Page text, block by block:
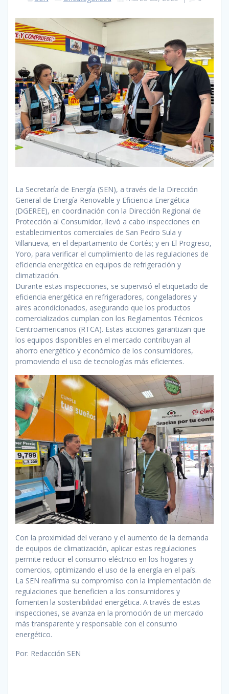
La Secretaría de Energía (SEN), a través de la Dirección
General de Energía Renovable y Eficiencia Energética
(DGEREE), en coordinación con la Dirección Regional de
Protección al Consumidor, llevó a cabo inspecciones en
establecimientos comerciales de San Pedro Sula y
Villanueva, en el departamento de Cortés; y en El Progreso,
Yoro, para verificar el cumplimiento de las regulaciones de
eficiencia energética en equipos de refrigeración y
climatización.
Durante estas inspecciones, se supervisó el etiquetado de
eficiencia energética en refrigeradores, congeladores y
aires acondicionados, asegurando que los productos
comercializados cumplan con los Reglamentos Técnicos
Centroamericanos (RTCA). Estas acciones garantizan que
los equipos disponibles en el mercado contribuyan al
ahorro energético y económico de los consumidores,
promoviendo el uso de tecnologías más eficientes.
Con la proximidad del verano y el aumento de la demanda
de equipos de climatización, aplicar estas regulaciones
permite reducir el consumo eléctrico en los hogares y
comercios, optimizando el uso de la energía en el país.
La SEN reafirma su compromiso con la implementación de
regulaciones que beneficien a los consumidores y
fomenten la sostenibilidad energética. A través de estas
inspecciones, se avanza en la promoción de un mercado
más transparente y responsable con el consumo
energético.
Por: Redacción SEN